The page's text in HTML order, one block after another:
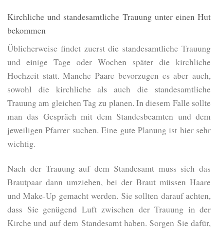
Kirchliche und standesamtliche Trauung unter einen Hut
bekommen
Üblicherweise findet zuerst die standesamtliche Trauung
und einige Tage oder Wochen später die kirchliche
Hochzeit statt. Manche Paare bevorzugen es aber auch,
sowohl die kirchliche als auch die standesamtliche
Trauung am gleichen Tag zu planen. In diesem Falle sollte
man das Gespräch mit dem Standesbeamten und dem
jeweiligen Pfarrer suchen. Eine gute Planung ist hier sehr
wichtig.
Nach der Trauung auf dem Standesamt muss sich das
Brautpaar dann umziehen, bei der Braut müssen Haare
und Make-Up gemacht werden. Sie sollten darauf achten,
dass Sie genügend Luft zwischen der Trauung in der
Kirche und auf dem Standesamt haben. Sorgen Sie dafür,